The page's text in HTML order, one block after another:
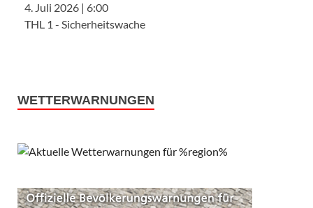
4. Juli 2026 | 6:00
THL 1 - Sicherheitswache
WETTERWARNUNGEN